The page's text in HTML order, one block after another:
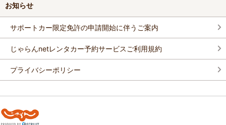
お知らせ
サポートカー限定免許の申請開始に伴うご案内
じゃらんnetレンタカー予約サービスご利用規約
プライバシーポリシー